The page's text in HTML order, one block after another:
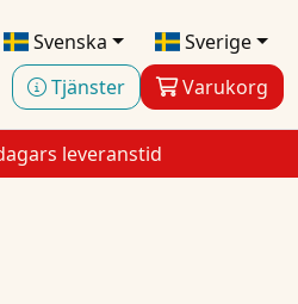
Svenska
Sverige
Tjänster
Varukorg
leveranstid